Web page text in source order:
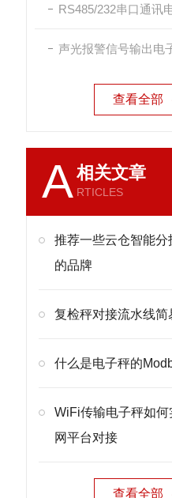
RS485/232串口通讯
声光报警信号输出电
查看全部
A相关文章
RTICLES
推荐一些云仓智能分
的品牌
复检秤对接流水线
什么是电子秤的
WiFi传输电子秤如
网平台对接
查看全部